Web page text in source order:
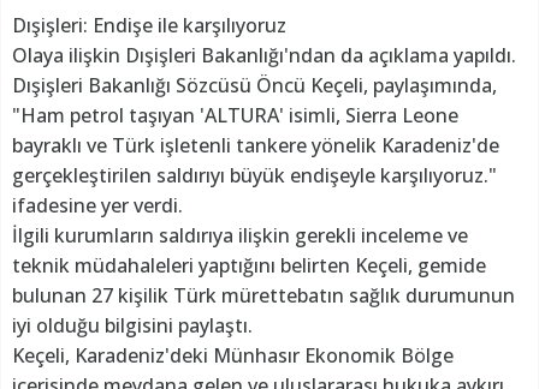
Dışişleri: Endişe ile karşılıyoruz
Olaya ilişkin Dışişleri Bakanlığı'ndan da açıklama yapıldı.
Dışişleri Bakanlığı Sözcüsü Öncü Keçeli, paylaşımında,
"Ham petrol taşıyan 'ALTURA' isimli, Sierra Leone
bayraklı ve Türk işletenli tankere yönelik Karadeniz'de
gerçekleştirilen saldırıyı büyük endişeyle karşılıyoruz."
ifadesine yer verdi.
İlgili kurumların saldırıya ilişkin gerekli inceleme ve
teknik müdahaleleri yaptığını belirten Keçeli, gemide
bulunan 27 kişilik Türk mürettebatın sağlık durumunun
iyi olduğu bilgisini paylaştı.
Keçeli, Karadeniz'deki Münhasır Ekonomik Bölge